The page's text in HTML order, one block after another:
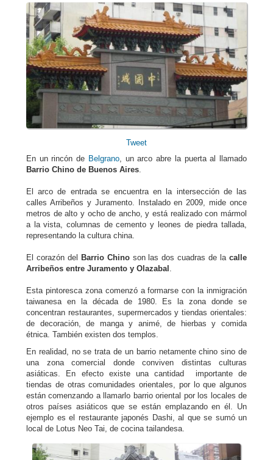
Tweet
En un rincón de Belgrano, un arco abre la puerta al llamado
Barrio Chino de Buenos Aires
El arco de entrada se encuentra en la intersección de las
calles Arribeños y Juramento. Instalado en 2009, mide once
metros de alto y ocho de ancho, y está realizado con mármol
a la vista, columnas de cemento y leones de piedra tallada,
representando la cultura china.
El corazón del Barrio Chinoson las dos cuadras de lacalle
Arribeños entre Juramento y Olazabal
Esta pintoresca zona comenzó a formarse con la inmigración
taiwanesa en la década de 1980. Es la zona donde se
concentran restaurantes, supermercados y tiendas orientales:
de decoración, de manga y animé, de hierbas y comida
étnica. También existen dos templos.
En realidad, no se trata de un barrio netamente chino sino de
una zona comercial donde conviven distintas culturas
asiáticas. En efecto existe una cantidad importante de
tiendas de otras comunidades orientales, por lo que algunos
están comenzando a llamarlo barrio oriental por los locales de
otros países asiáticos que se están emplazando en él. Un
ejemplo es el restaurante japonés Dashi, al que se sumó un
local de Lotus Neo Tai, de cocina tailandesa.